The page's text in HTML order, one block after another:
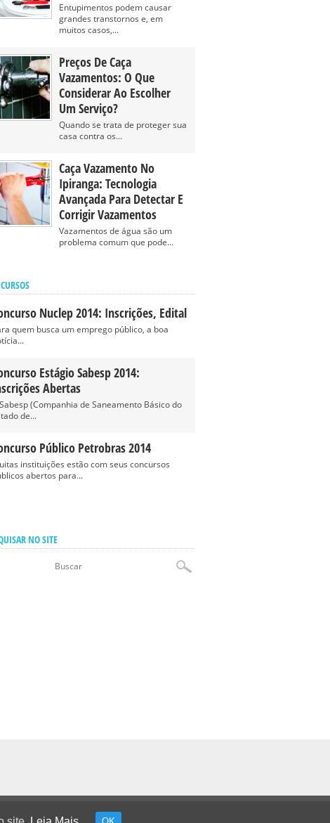
Entupimentos podem causar
grandes transtornos e, em
muitos casos,...
Preços De Caça
Vazamentos: O Que
Considerar Ao Escolher
Um Serviço?
Quando se trata de proteger sua
casa contra os...
Caça Vazamento No
Ipiranga: Tecnologia
Avançada Para Detectar E
Corrigir Vazamentos
Vazamentos de água são um
problema comum que pode...
Nuclep 2014: Inscrições, Edital
quem busca um emprego público, a boa
Estágio Sabesp 2014:
Abertas
(Companhia de Saneamento Básico do
de...
Público Petrobras 2014
instituições estão com seus concursos
abertos para...
NO SITE